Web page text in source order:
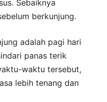
Sebaiknya
berkunjung.
adalah pagi hari
panas terik
waktu tersebut,
lebih tenang dan